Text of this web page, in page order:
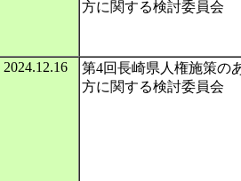
方に関する検討委員会
2024.12.16
第4回長崎県人権施策の
方に関する検討委員会